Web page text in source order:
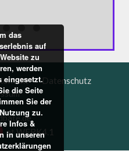
Datenschutz
atWERK4.1
das
auf
zu
werden
eingesetzt.
die Seite
Sie der
zu.
Infos &
in unseren